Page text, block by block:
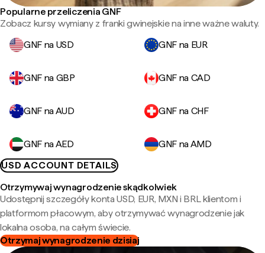
Popularne przeliczenia GNF
Zobacz kursy wymiany z franki gwinejskie na inne ważne waluty.
GNF na USD
GNF na EUR
GNF na GBP GNF na CAD
GNF na AUD GNF na CHF
GNF na AED
GNF na AMD
USD ACCOUNT DETAILS
Otrzymywaj wynagrodzenie skądkolwiek
Udostępnij szczegóły konta USD, EUR, MXN i BRL klientom i
platformom płacowym, aby otrzymywać wynagrodzenie jak
lokalna osoba, na całym świecie.
Otrzymaj wynagrodzenie dzisiaj